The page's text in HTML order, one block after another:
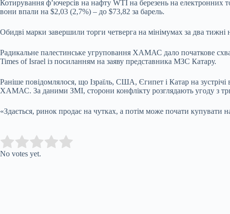
Котирування ф’ючерсів на нафту WTI на березень на електронних
вони впали на $2,03 (2,7%) – до $73,82 за барель.
Обидві марки завершили торги четверга на мінімумах за два
Радикальне палестинське угруповання ХАМАС дало початкове
Times of Israel із посиланням на заяву представника МЗС Катару.
Раніше повідомлялося, що Ізраїль, США, Єгипет і Катар на
ХАМАС. За даними ЗМІ, сторони конфлікту розглядають угоду з
«Здається, ринок продає на чутках, а потім може почати купувати
Rate this item:
No votes yet.